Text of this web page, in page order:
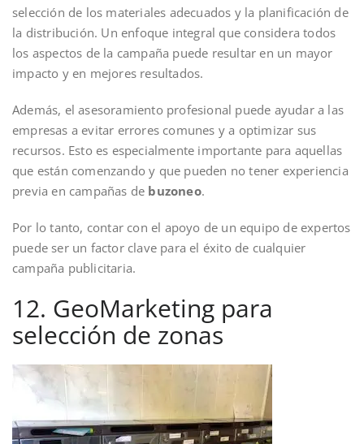
selección de los materiales adecuados y la planificación de
la distribución. Un enfoque integral que considera todos
los aspectos de la campaña puede resultar en un mayor
impacto y en mejores resultados.
Además, el asesoramiento profesional puede ayudar a las
empresas a evitar errores comunes y a optimizar sus
recursos. Esto es especialmente importante para aquellas
que están comenzando y que pueden no tener experiencia
previa en campañas de buzoneo.
Por lo tanto, contar con el apoyo de un equipo de expertos
puede ser un factor clave para el éxito de cualquier
campaña publicitaria.
12. GeoMarketing para
selección de zonas